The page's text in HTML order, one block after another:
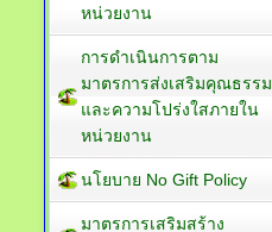
หน่วยงาน
การดำเนินการตาม
มาตรการส่งเสริมคุณธรรม
และความโปร่งใสภายใน
หน่วยงาน
นโยบาย No Gift Policy
มาตรการเสริมสร้าง